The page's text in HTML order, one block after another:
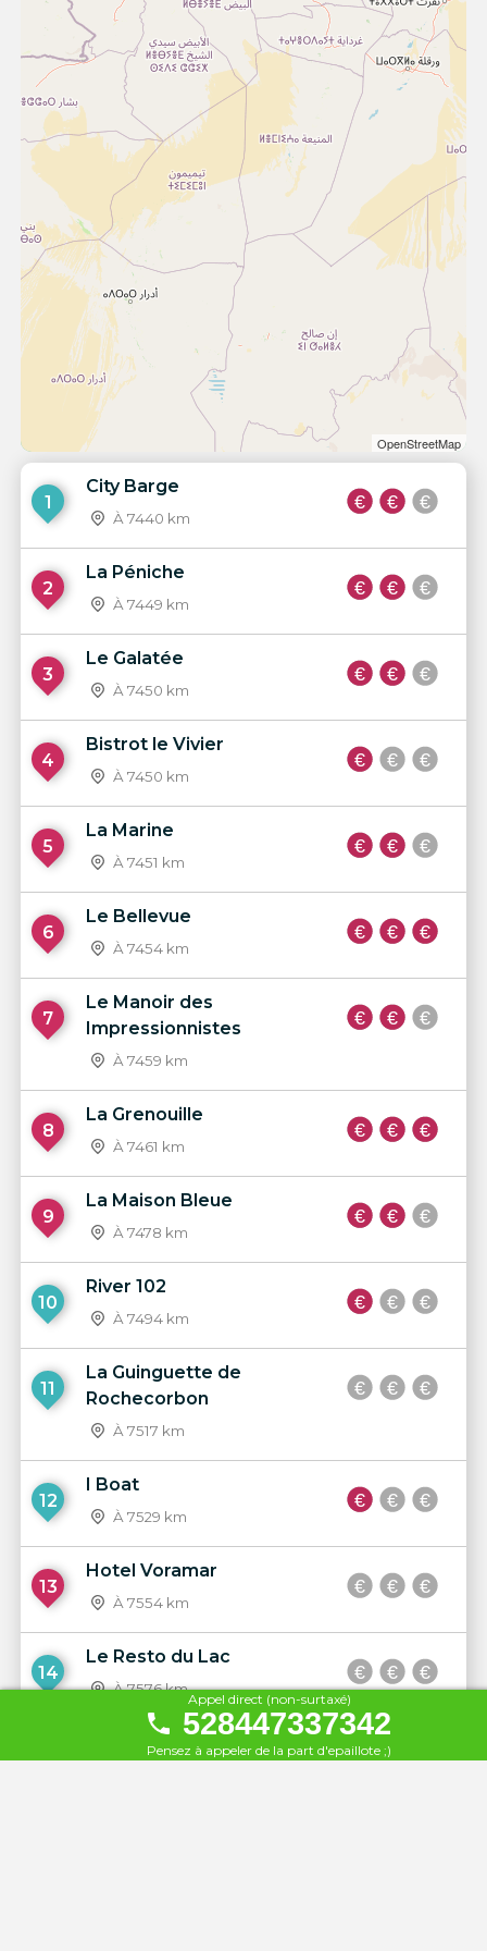
OpenStreetMap
1
City Barge
À 7440 km
2
La Péniche
À 7449 km
3
Le Galatée
À 7450 km
4
Bistrot le Vivier
À 7450 km
5
La Marine
À 7451 km
6
Le Bellevue
À 7454 km
7
Le Manoir des
Impressionnistes
À 7459 km
8
La Grenouille
À 7461 km
9
La Maison Bleue
À 7478 km
10
River 102
À 7494 km
11
La Guinguette de
Rochecorbon
À 7517 km
12
I Boat
À 7529 km
13
Hotel Voramar
À 7554 km
14
Le Resto du Lac
À 7576 km
15
La Guinguette de Villiennes
Appel direct (non-surtaxé)
528447337342
Pensez à appeler de la part d'epaillote ;)